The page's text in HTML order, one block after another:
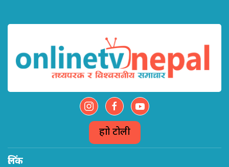
हाम्रो टोली
लिंक